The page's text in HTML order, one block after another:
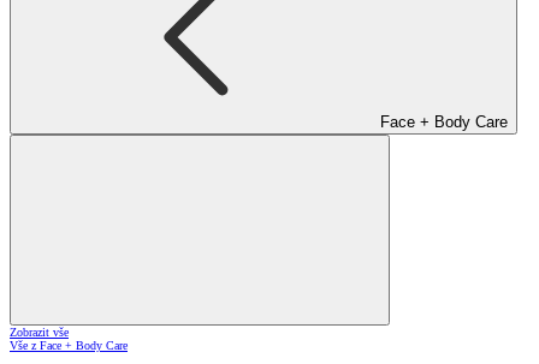
Face + Body Care
Zobrazit vše
Vše z Face + Body Care